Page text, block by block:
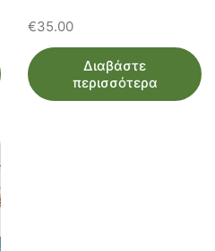
€35.00
Διαβάστε
περισσότερα